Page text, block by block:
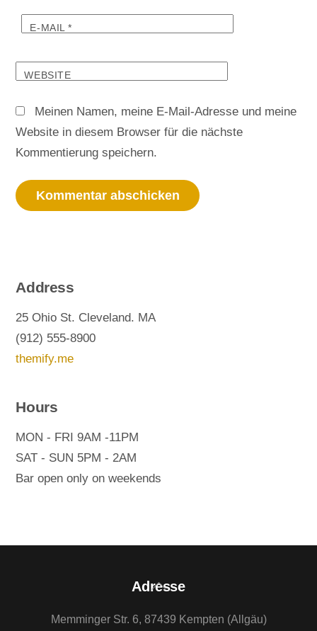
E-MAIL*
WEBSITE
Meinen Namen, meine E-Mail-Adresse und meine
Website in diesem Browser für die nächste
Kommentierung speichern.
Address
25 Ohio St. Cleveland. MA
(912) 555-8900
themify.me
Hours
MON - FRI 9AM -11PM
SAT - SUN 5PM - 2AM
Bar open only on weekends
Back
Top
Adresse
Memminger Str. 6, 87439 Kempten (Allgäu)